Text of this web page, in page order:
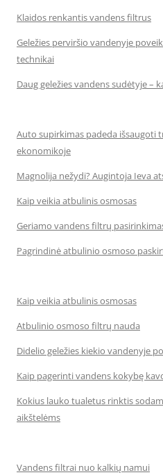
Klaidos renkantis vandens filtrus
Geležies perviršio vandenyje
technikai
Daug geležies vandens sudėtyje –
Auto supirkimas padeda išsaugoti
ekonomikoje
Magnolija nežydi? Augintoja Ieva
Kaip veikia atbulinis osmosas
Geriamo vandens filtrų
Pagrindinė atbulinio osmoso
Kaip veikia atbulinis osmosas
Atbulinio osmoso filtrų nauda
Didelio geležies kiekio vandenyje
Kaip pagerinti vandens kokybę
Kokius lauko tualetus rinktis
aikštelėms
Vandens filtrai nuo kalkių namui